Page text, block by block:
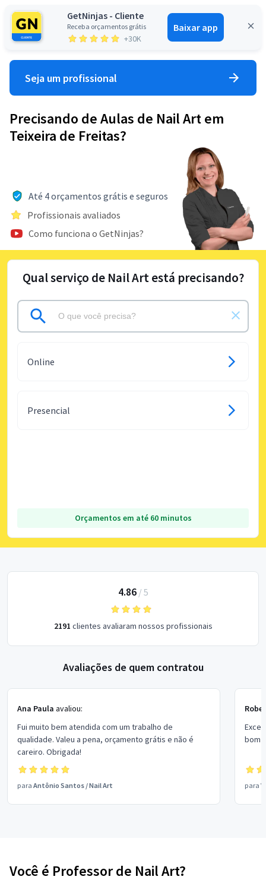
GetNinjas - Cliente
Receba orçamentos grátis
+30K
Baixar app
Entrar
Seja um profissional
Precisando de Aulas de Nail Art em
Teixeira de Freitas?
Até 4 orçamentos grátis e seguros
Profissionais avaliados
Como funciona o GetNinjas?
Qual serviço de Nail Art está precisando?
Online
Presencial
Orçamentos em até 60 minutos
4.86/ 5
2191 clientes avaliaram nossos profissionais
Avaliações de quem contratou
Ana Paula avaliou:
Fui muito bem atendida com um trabalho de
qualidade. Valeu a pena, orçamento grátis e não é
careiro. Obrigada!
para Antônio Santos /Nail Art
bom
para
Você é Professor de Nail Art?